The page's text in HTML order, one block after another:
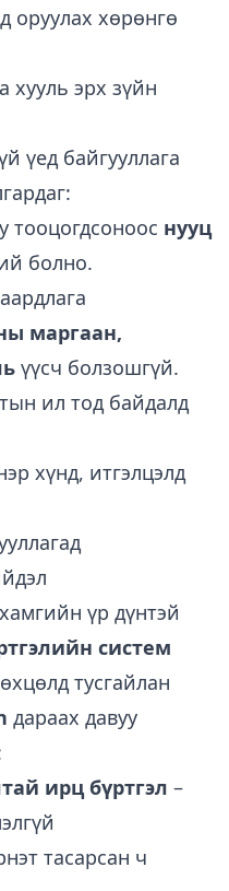
оруулах хөрөнгө
хууль эрх зүйн
үед байгууллага
тооцогдсоноос нууц
болно.
маргаан,
үүсч болзошгүй.
ил тод байдалд
хүнд, итгэлцэлд
үр дүнтэй
систем
тусгайлан
дараах давуу
ирц бүртгэл –
тасарсан ч